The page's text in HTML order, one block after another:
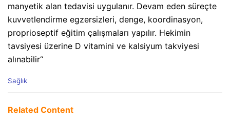
manyetik alan tedavisi uygulanır. Devam eden süreçte
kuvvetlendirme egzersizleri, denge, koordinasyon,
proprioseptif eğitim çalışmaları yapılır. Hekimin
tavsiyesi üzerine D vitamini ve kalsiyum takviyesi
alınabilir‘‘
C
e
Sağlık
Related Content